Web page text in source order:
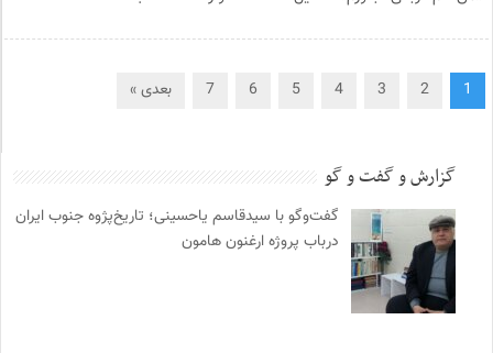
1
2
3
4
5
6
7 بعدی »
گزارش و گفت و گو
گفت‌وگو با سیدقاسم یاحسینی؛ تاریخ‌پژوه جنوب ایران
درباب پروژه ارغنون هامون